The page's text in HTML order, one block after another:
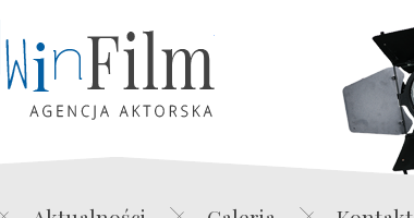
Edwin Film Agencja Aktorska